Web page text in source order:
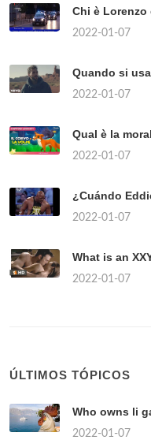
Chi è Lorenzo
2022-01-07
Quando si
2022-01-07
Qual è la
2022-01-07
¿Cuándo
2022-01-07
What is an
2022-01-07
ÚLTIMOS TÓPICOS
Who owns li
2022-01-07